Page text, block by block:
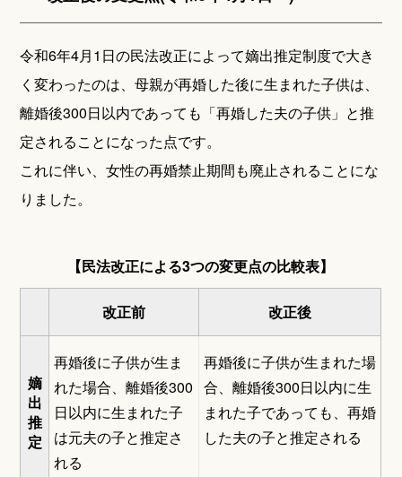
令和6年4月1日の民法改正によって嫡出推定制度で大き
く変わったのは、母親が再婚した後に生まれた子供は、
離婚後300日以内であっても「再婚した夫の子供」と推
定されることになった点です。
これに伴い、女性の再婚禁止期間も廃止されることにな
りました。
【民法改正による3つの変更点の比較表】
改正前 改正後
嫡
出
推
定
再婚後に子供が生ま
れた場合、離婚後300
日以内に生まれた子
は元夫の子と推定さ
れる
再婚後に子供が生まれた場
合、離婚後300日以内に生
まれた子であっても、再婚
した夫の子と推定される